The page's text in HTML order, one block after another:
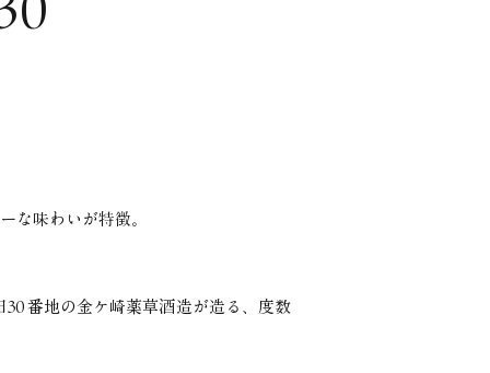
な味わいが特徴。
30 番地の金ケ崎薬草酒造が造る、度数